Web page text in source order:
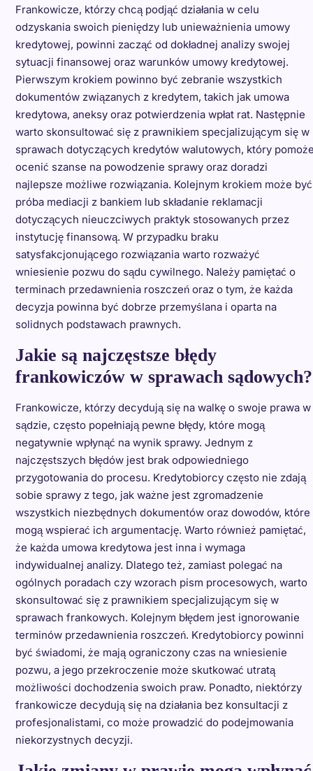
Frankowicze, którzy chcą podjąć działania w celu
odzyskania swoich pieniędzy lub unieważnienia umowy
kredytowej, powinni zacząć od dokładnej analizy swojej
sytuacji finansowej oraz warunków umowy kredytowej.
Pierwszym krokiem powinno być zebranie wszystkich
dokumentów związanych z kredytem, takich jak umowa
kredytowa, aneksy oraz potwierdzenia wpłat rat. Następnie
warto skonsultować się z prawnikiem specjalizującym się w
sprawach dotyczących kredytów walutowych, który
ocenić szanse na powodzenie sprawy oraz doradzi
najlepsze możliwe rozwiązania. Kolejnym krokiem może być
próba mediacji z bankiem lub składanie reklamacji
dotyczących nieuczciwych praktyk stosowanych przez
instytucję finansową. W przypadku braku
satysfakcjonującego rozwiązania warto rozważyć
wniesienie pozwu do sądu cywilnego. Należy pamiętać o
terminach przedawnienia roszczeń oraz o tym, że każda
decyzja powinna być dobrze przemyślana i oparta na
solidnych podstawach prawnych.
Jakie są najczęstsze błędy
frankowiczów w sprawach sądowych?
Frankowicze, którzy decydują się na walkę o swoje prawa w
sądzie, często popełniają pewne błędy, które mogą
negatywnie wpłynąć na wynik sprawy. Jednym z
najczęstszych błędów jest brak odpowiedniego
przygotowania do procesu. Kredytobiorcy często nie zdają
sobie sprawy z tego, jak ważne jest zgromadzenie
wszystkich niezbędnych dokumentów oraz dowodów, które
mogą wspierać ich argumentację. Warto również pamiętać,
że każda umowa kredytowa jest inna i wymaga
indywidualnej analizy. Dlatego też, zamiast polegać na
ogólnych poradach czy wzorach pism procesowych, warto
skonsultować się z prawnikiem specjalizującym się w
sprawach frankowych. Kolejnym błędem jest ignorowanie
terminów przedawnienia roszczeń. Kredytobiorcy powinni
być świadomi, że mają ograniczony czas na wniesienie
pozwu, a jego przekroczenie może skutkować utratą
możliwości dochodzenia swoich praw. Ponadto, niektórzy
frankowicze decydują się na działania bez konsultacji z
profesjonalistami, co może prowadzić do podejmowania
niekorzystnych decyzji.